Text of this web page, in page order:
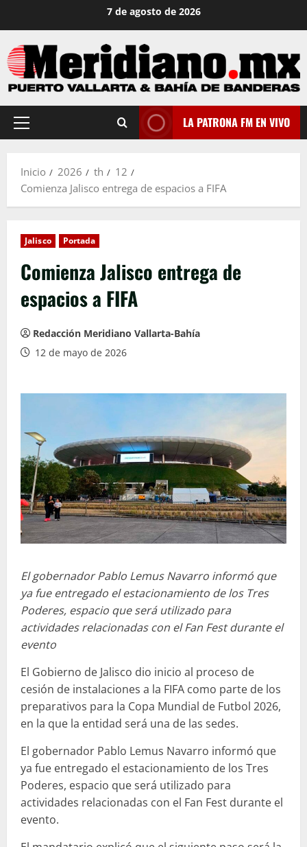
contenido
7 de agosto de 2026
Menú
LA PATRONA FM EN VIVO
Inicio 2026 th
12
Comienza Jalisco entrega de espacios a FIFA
Jalisco Portada
Comienza Jalisco entrega de
espacios a FIFA
Redacción Meridiano Vallarta-Bahía
12 de mayo de 2026
El gobernador Pablo Lemus Navarro informó que
ya fue entregado el estacionamiento de los Tres
Poderes, espacio que será utilizado para
actividades relacionadas con el Fan Fest durante el
evento
El Gobierno de Jalisco dio inicio al proceso de
cesión de instalaciones a la FIFA como parte de los
preparativos para la Copa Mundial de Futbol 2026,
en la que la entidad será una de las sedes.
El gobernador Pablo Lemus Navarro informó que
ya fue entregado el estacionamiento de los Tres
Poderes, espacio que será utilizado para
actividades relacionadas con el Fan Fest durante el
evento.